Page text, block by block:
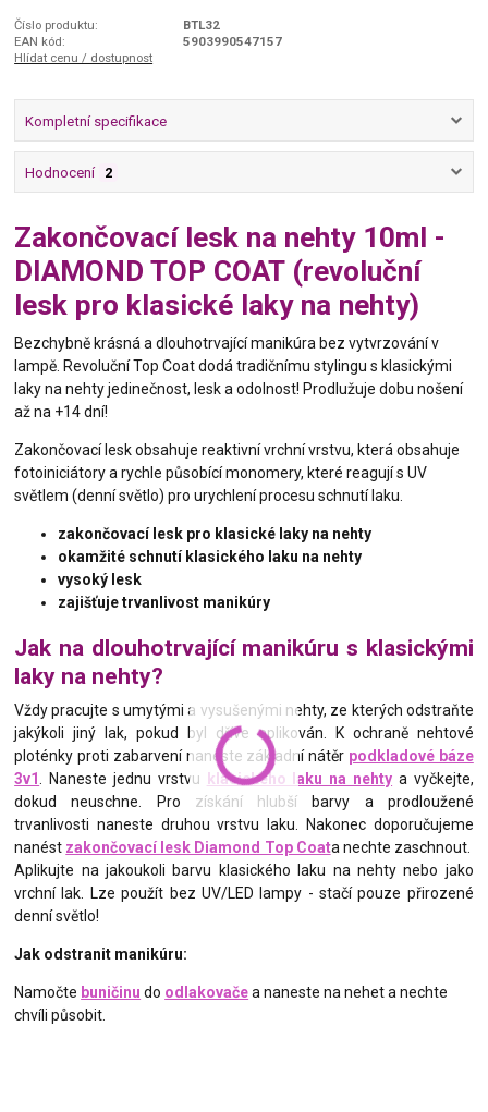
Číslo produktu:
BTL32
EAN kód:
5903990547157
Hlídat cenu / dostupnost
Kompletní specifikace
Hodnocení 2
Zakončovací lesk na nehty 10ml -
DIAMOND TOP COAT (revoluční
lesk pro klasické laky na nehty)
Bezchybně krásná a dlouhotrvající manikúra bez vytvrzování v
lampě. Revoluční Top Coat dodá tradičnímu stylingu s klasickými
laky na nehty jedinečnost, lesk a odolnost! Prodlužuje dobu nošení
až na +14 dní!
Zakončovací lesk obsahuje reaktivní vrchní vrstvu, která obsahuje
fotoiniciátory a rychle působící monomery, které reagují s UV
světlem (denní světlo) pro urychlení procesu schnutí laku.
zakončovací lesk pro klasické laky na nehty
okamžité schnutí klasického laku na nehty
vysoký lesk
zajišťuje trvanlivost manikúry
Jak na dlouhotrvající manikúru s klasickými
laky na nehty?
Vždy pracujte s umytými a vysušenými nehty, ze kterých odstraňte
jakýkoli jiný lak, pokud byl dříve aplikován. K ochraně nehtové
ploténky proti zabarvení naneste základní nátěr podkladové báze
3v1. Naneste jednu vrstvu klasického laku na nehty a vyčkejte,
dokud neuschne. Pro získání hlubší barvy a prodloužené
trvanlivosti naneste druhou vrstvu laku. Nakonec doporučujeme
nanést zakončovací lesk Diamond Top Coata nechte zaschnout.
Aplikujte na jakoukoli barvu klasického laku na nehty nebo jako
vrchní lak. Lze použít bez UV/LED lampy - stačí pouze přirozené
denní světlo!
Jak odstranit manikúru:
Namočte buničinu do odlakovačea naneste na nehet a nechte
chvíli působit.